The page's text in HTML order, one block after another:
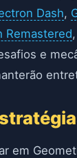
Dash,
Remastered
e
em